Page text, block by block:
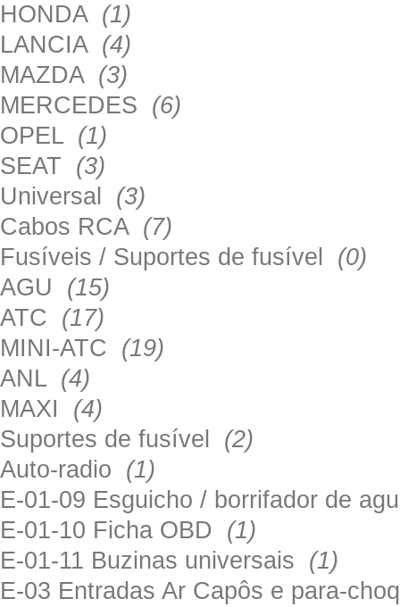
HONDA (1)
LANCIA (4)
MAZDA (3)
MERCEDES (6)
OPEL (1)
SEAT (3)
Universal (3)
Cabos RCA (7)
Fusíveis / Suportes de fusível (0)
AGU (15)
ATC (17)
MINI-ATC (19)
ANL (4)
MAXI (4)
Suportes de fusível (2)
Auto-radio (1)
E-01-09 Esguicho / borrifador de
E-01-10 Ficha OBD (1)
E-01-11 Buzinas universais (1)
E-03 Entradas Ar Capôs e para-